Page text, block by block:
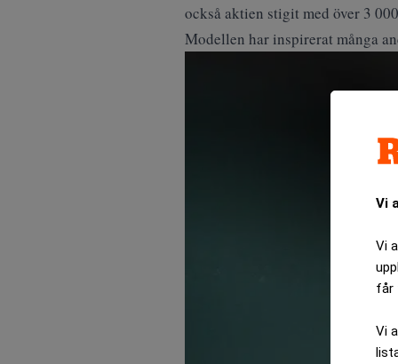
Vi
Vi
får
Vi
också aktien stigit med över 3
Modellen har inspirerat många